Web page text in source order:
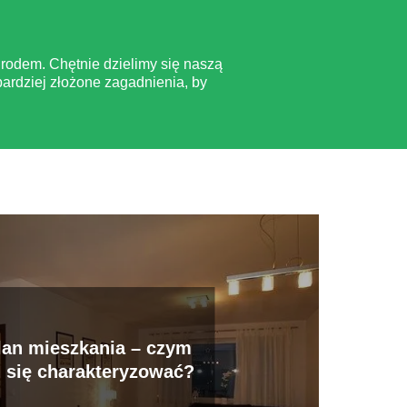
Chętnie dzielimy się naszą
złożone zagadnienia, by
mieszkania – czym
się charakteryzować?